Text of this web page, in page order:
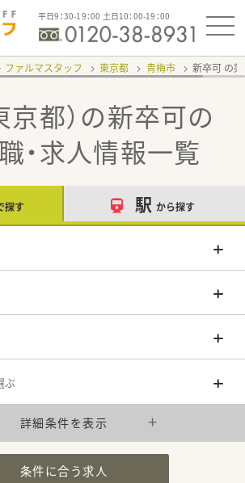
平日9：30-19：00 土日10：00-19：00
ファルマスタッフ 東京都 青梅市 新卒可
京都）の新卒可の
・求人情報一覧
探す 駅 から探す
ぶ
詳細条件を表示
条件に合う求人